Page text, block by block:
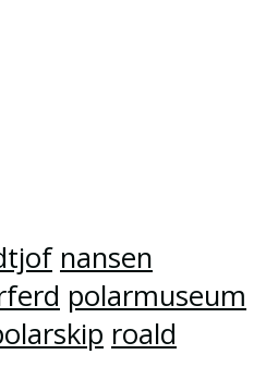
nansen
polarmuseum
roald